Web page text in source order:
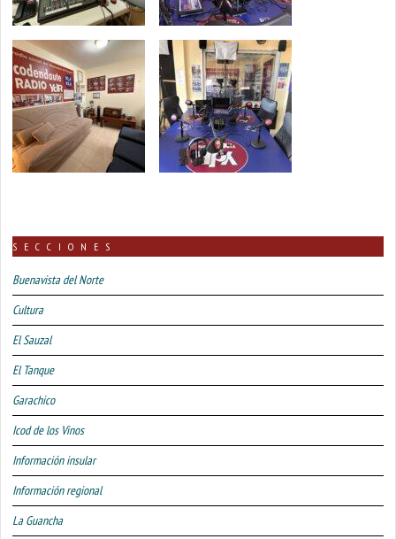
SECCIONES
Buenavista del Norte
Cultura
El Sauzal
El Tanque
Garachico
Icod de los Vinos
Información insular
Información regional
La Guancha